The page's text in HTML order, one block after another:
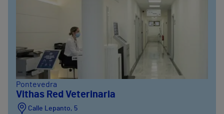
Pontevedra
Vithas Red Veterinaria
Calle Lepanto, 5